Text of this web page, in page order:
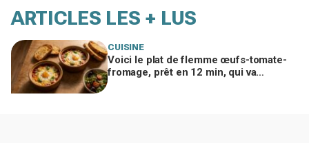
ARTICLES LES + LUS
CUISINE
Voici le plat de flemme œufs-tomate-
fromage, prêt en 12 min, qui va